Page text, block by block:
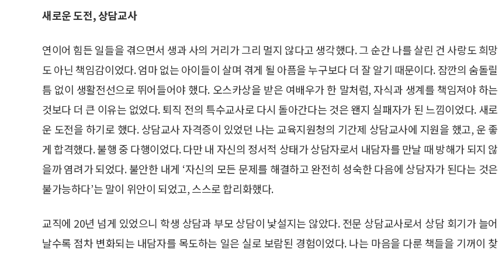
새로운 도전, 상담교사
연이어 힘든 일들을 겪으면서 생과 사의 거리가 그리 멀지 않다고 생각했다. 그 순간 나를 살린 건 사랑도 희망
도 아닌 책임감이었다. 엄마 없는 아이들이 살며 겪게 될 아픔을 누구보다 더 잘 알기 때문이다. 잠깐의 숨돌릴
틈 없이 생활전선으로 뛰어들어야 했다. 오스카상을 받은 여배우가 한 말처럼, 자식과 생계를 책임져야 하는
것보다 더 큰 이유는 없었다. 퇴직 전의 특수교사로 다시 돌아간다는 것은 왠지 실패자가 된 느낌이었다. 새로
운 도전을 하기로 했다. 상담교사 자격증이 있었던 나는 교육지원청의 기간제 상담교사에 지원을 했고, 운 좋
게 합격했다. 불행 중 다행이었다. 다만 내 자신의 정서적 상태가 상담자로서 내담자를 만날 때 방해가 되지 않
을까 염려가 되었다. 불안한 내게 ‘자신의 모든 문제를 해결하고 완전히 성숙한 다음에 상담자가 된다는 것은
불가능하다’는 말이 위안이 되었고, 스스로 합리화했다.
교직에 20년 넘게 있었으니 학생 상담과 부모 상담이 낯설지는 않았다. 전문 상담교사로서 상담 회기가 늘어
날수록 점차 변화되는 내담자를 목도하는 일은 실로 보람된 경험이었다. 나는 마음을 다룬 책들을 기꺼이 찾